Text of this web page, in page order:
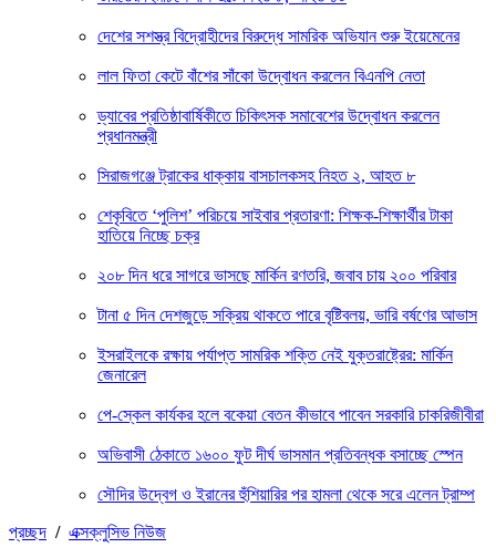
দেশের সশস্ত্র বিদ্রোহীদের বিরুদ্ধে সামরিক অভিযান শুরু ইয়েমেনের
লাল ফিতা কেটে বাঁশের সাঁকো উদ্বোধন করলেন বিএনপি নেতা
ড্যাবের প্রতিষ্ঠাবার্ষিকীতে চিকিৎসক সমাবেশের উদ্বোধন করলেন
প্রধানমন্ত্রী
সিরাজগঞ্জে ট্রাকের ধাক্কায় বাসচালকসহ নিহত ২, আহত ৮
শেকৃবিতে ‘পুলিশ’ পরিচয়ে সাইবার প্রতারণা: শিক্ষক-শিক্ষার্থীর টাকা
হাতিয়ে নিচ্ছে চক্র
২০৮ দিন ধরে সাগরে ভাসছে মার্কিন রণতরি, জবাব চায় ২০০ পরিবার
টানা ৫ দিন দেশজুড়ে সক্রিয় থাকতে পারে বৃষ্টিবলয়, ভারি বর্ষণের আভাস
ইসরাইলকে রক্ষায় পর্যাপ্ত সামরিক শক্তি নেই যুক্তরাষ্ট্রের: মার্কিন
জেনারেল
পে-স্কেল কার্যকর হলে বকেয়া বেতন কীভাবে পাবেন সরকারি চাকরিজীবীরা
অভিবাসী ঠেকাতে ১৬০০ ফুট দীর্ঘ ভাসমান প্রতিবন্ধক বসাচ্ছে স্পেন
সৌদির উদ্বেগ ও ইরানের হুঁশিয়ারির পর হামলা থেকে সরে এলেন ট্রাম্প
প্রচ্ছদ / এক্সক্লুসিভ নিউজ